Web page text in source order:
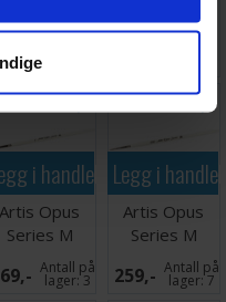
Base
Brush L
lager:
Colour Base
Brush XL
i handlekurven
Artis Opus
Series M
Brush 2Antall på
lager:3
Legg i
Artis Opus
Series M
Brush 000
259,- Antall på
lager:7